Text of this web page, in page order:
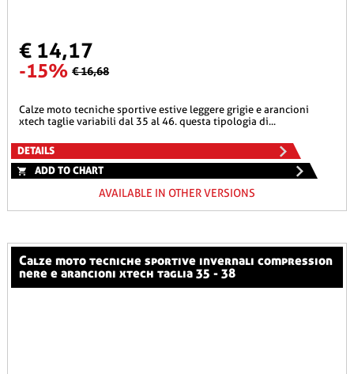
€ 14,17
-15% € 16,68
calze moto tecniche sportive estive leggere grigie e arancioni
xtech taglie variabili dal 35 al 46. questa tipologia di...
DETAILS
ADD TO CHART
AVAILABLE IN OTHER VERSIONS
calze moto tecniche sportive invernali compression
nere e arancioni xtech taglia 35 - 38